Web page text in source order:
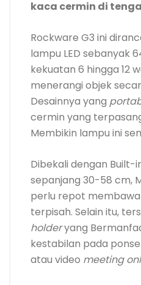
kaca cermin di
Rockware G3 ini
lampu LED sebanyak
kekuatan 6 hingga 12
menerangi objek
Desainnya yang
cermin yang
Membikin lampu ini
Dibekali dengan Built-
sepanjang 30-58 cm,
perlu repot
terpisah. Selain itu,
holderyang
kestabilan pada
atau video meeting